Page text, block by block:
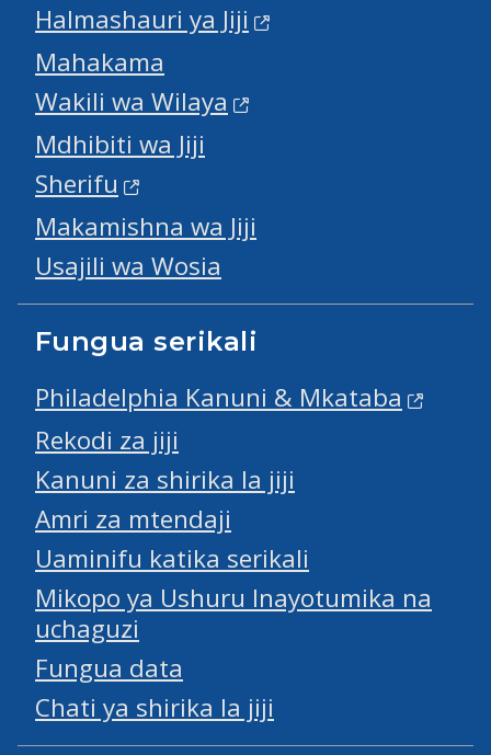
Halmashauri ya Jiji
Mahakama
Wakili wa Wilaya
Mdhibiti wa Jiji
Sherifu
Makamishna wa Jiji
Usajili wa Wosia
Fungua serikali
Philadelphia Kanuni & Mkataba
Rekodi za jiji
Kanuni za shirika la jiji
Amri za mtendaji
Uaminifu katika serikali
Mikopo ya Ushuru Inayotumika na
uchaguzi
Fungua data
Chati ya shirika la jiji